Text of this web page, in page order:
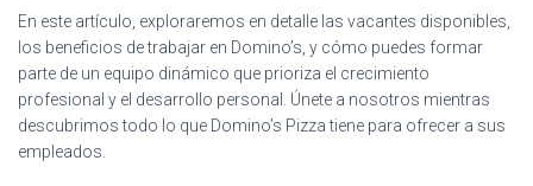
En este artículo, exploraremos en detalle las vacantes disponibles,
los beneficios de trabajar en Domino’s, y cómo puedes formar
parte de un equipo dinámico que prioriza el crecimiento
profesional y el desarrollo personal. Únete a nosotros mientras
descubrimos todo lo que Domino’s Pizza tiene para ofrecer a sus
empleados.